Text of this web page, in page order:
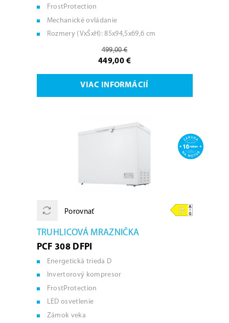
FrostProtection
Mechanické ovládanie
Rozmery (VxŠxH): 85x94,5x69,6 cm
499,00 €
449,00 €
VIAC INFORMÁCIÍ
Porovnať
TRUHLICOVÁ MRAZNIČKA
PCF 308 DFPI
Energetická trieda D
Invertorový kompresor
FrostProtection
LED osvetlenie
Zámok veka